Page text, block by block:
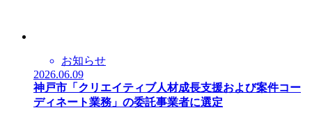
お知らせ
2026.06.09
神戸市「クリエイティブ人材成長支援および案件コー
ディネート業務」の委託事業者に選定